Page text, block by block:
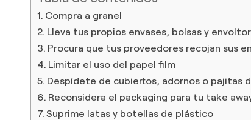
Compra a granel
Lleva tus propios envases, bolsas y
Procura que tus proveedores recojan sus
Limitar el uso del papel film
Despídete de cubiertos, adornos o pajitas
Reconsidera el packaging para tu take
Suprime latas y botellas de plástico